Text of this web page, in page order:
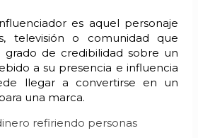
es aquel personaje
televisión o comunidad que
de credibilidad sobre un
a su presencia e influencia
llegar a convertirse en un
una marca.